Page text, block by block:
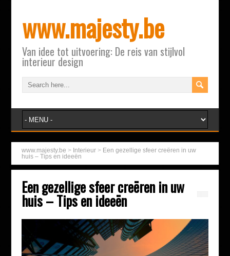
www.majesty.be
Van idee tot uitvoering: De reis van stijlvol
interieur design
www.majesty.be > Interieur > Een gezellige sfeer creëren in uw
huis – Tips en ideeën
Een gezellige sfeer creëren in uw
huis – Tips en ideeën